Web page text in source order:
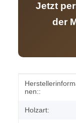
Jetzt
der
Wert
nen::
Holzart: